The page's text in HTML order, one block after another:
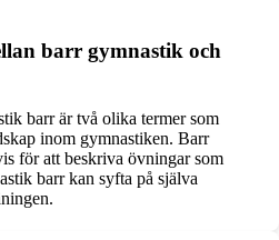
barr gymnastik och
barr är två olika termer som
inom gymnastiken. Barr
för att beskriva övningar som
barr kan syfta på själva